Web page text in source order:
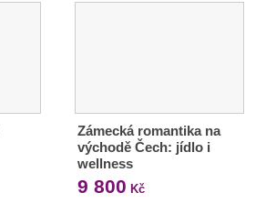
Zámecká romantika na
východě Čech: jídlo i
wellness
9 800 Kč